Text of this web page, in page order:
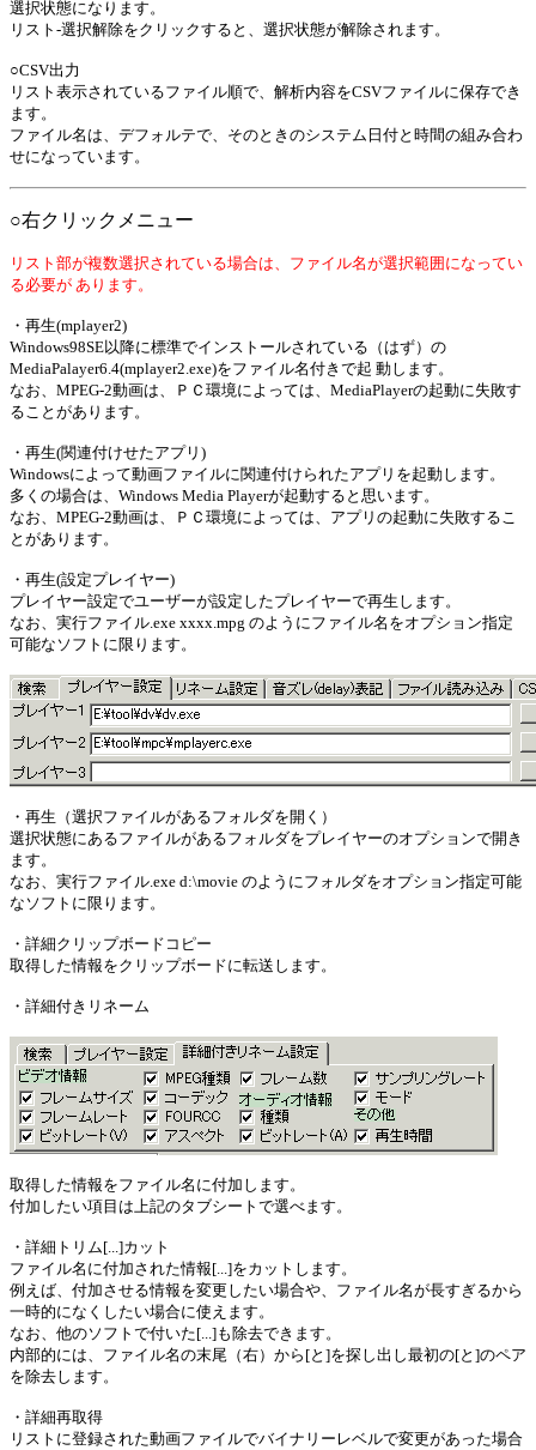
選択状態になります。
リスト-選択解除をクリックすると、選択状態が解除されます。
○CSV出力
リスト表示されているファイル順で、解析内容をCSVファイルに保存でき
ます。
ファイル名は、デフォルテで、そのときのシステム日付と時間の組み合わ
せになっています。
○右クリックメニュー
リスト部が複数選択されている場合は、ファイル名が選択範囲になってい
る必要が あります。
・再生(mplayer2)
Windows98SE以降に標準でインストールされている（はず）の
MediaPalayer6.4(mplayer2.exe)をファイル名付きで起 動します。
なお、MPEG-2動画は、ＰＣ環境によっては、MediaPlayerの起動に失敗す
ることがあります。
・再生(関連付けせたアプリ)
Windowsによって動画ファイルに関連付けられたアプリを起動します。
多くの場合は、Windows Media Playerが起動すると思います。
なお、MPEG-2動画は、ＰＣ環境によっては、アプリの起動に失敗するこ
とがあります。
・再生(設定プレイヤー)
プレイヤー設定でユーザーが設定したプレイヤーで再生します。
なお、実行ファイル.exe xxxx.mpg のようにファイル名をオプション指定
可能なソフトに限ります。
・再生（選択ファイルがあるフォルダを開く）
選択状態にあるファイルがあるフォルダをプレイヤーのオプションで開き
ます。
なお、実行ファイル.exe d:\movie のようにフォルダをオプション指定可能
なソフトに限ります。
・詳細クリップボードコピー
取得した情報をクリップボードに転送します。
・詳細付きリネーム
取得した情報をファイル名に付加します。
付加したい項目は上記のタブシートで選べます。
・詳細トリム[...]カット
ファイル名に付加された情報[...]をカットします。
例えば、付加させる情報を変更したい場合や、ファイル名が長すぎるから
一時的になくしたい場合に使えます。
なお、他のソフトで付いた[...]も除去できます。
内部的には、ファイル名の末尾（右）から[と]を探し出し最初の[と]のペア
を除去します。
・詳細再取得
リストに登録された動画ファイルでバイナリーレベルで変更があった場合